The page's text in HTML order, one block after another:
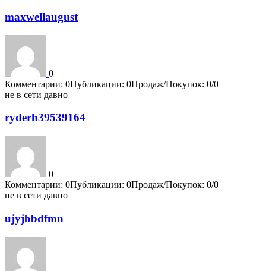
maxwellaugust
0
Комментарии: 0Публикации: 0Продаж/Покупок: 0/0
не в сети давно
ryderh39539164
0
Комментарии: 0Публикации: 0Продаж/Покупок: 0/0
не в сети давно
ujyjbbdfmn